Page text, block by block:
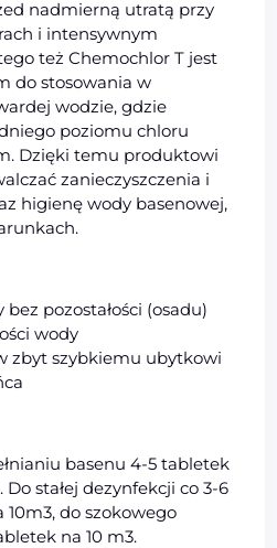
nadmierną utratą przy
i intensywnym
też Chemochlor T jest
do stosowania w
wodzie, gdzie
poziomu chloru
Dzięki temu produktowi
zanieczyszczenia i
higienę wody basenowej,
pozostałości (osadu)
wody
zbyt szybkiemu ubytkowi
basenu 4-5 tabletek
Do stałej dezynfekcji co 3-6
do szokowego
na 10 m3.